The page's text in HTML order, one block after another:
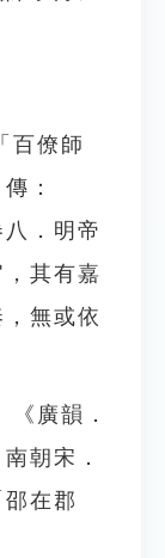
百僚師
：
．明帝
其有嘉
無或依
廣韻．
朝宋．
在郡